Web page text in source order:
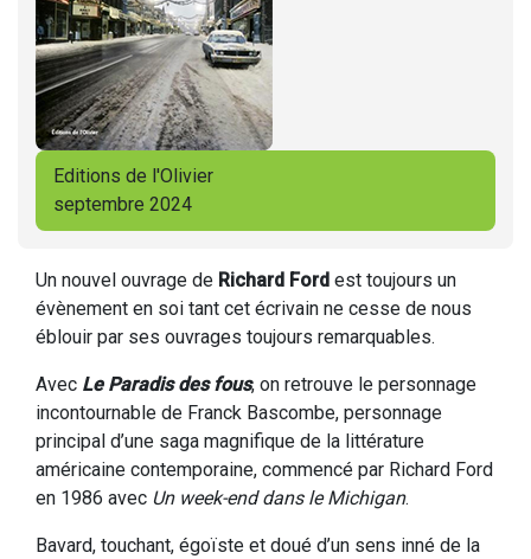
Editions de l'Olivier
septembre 2024
Un nouvel ouvrage de Richard Ford est toujours un
évènement en soi tant cet écrivain ne cesse de nous
éblouir par ses ouvrages toujours remarquables.
Avec Le Paradis des fous, on retrouve le personnage
incontournable de Franck Bascombe, personnage
principal d’une saga magnifique de la littérature
américaine contemporaine, commencé par Richard Ford
en 1986 avec Un week-end dans le Michigan.
Bavard, touchant, égoïste et doué d’un sens inné de la